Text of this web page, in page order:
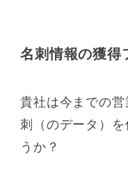
名刺情報の獲得
貴社は今までの
刺（のデータ）
うか？